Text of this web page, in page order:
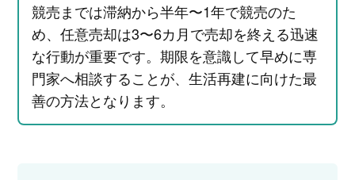
競売までは滞納から半年〜1年で競売のた
め、任意売却は3〜6カ月で売却を終える迅速
な行動が重要です。期限を意識して早めに専
門家へ相談することが、生活再建に向けた最
善の方法となります。